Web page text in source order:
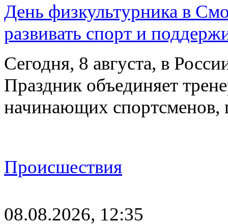
День физкультурника в
развивать спорт и
Сегодня, 8 августа, в
Праздник объединяет
начинающих
Происшествия
08.08.2026, 12:35